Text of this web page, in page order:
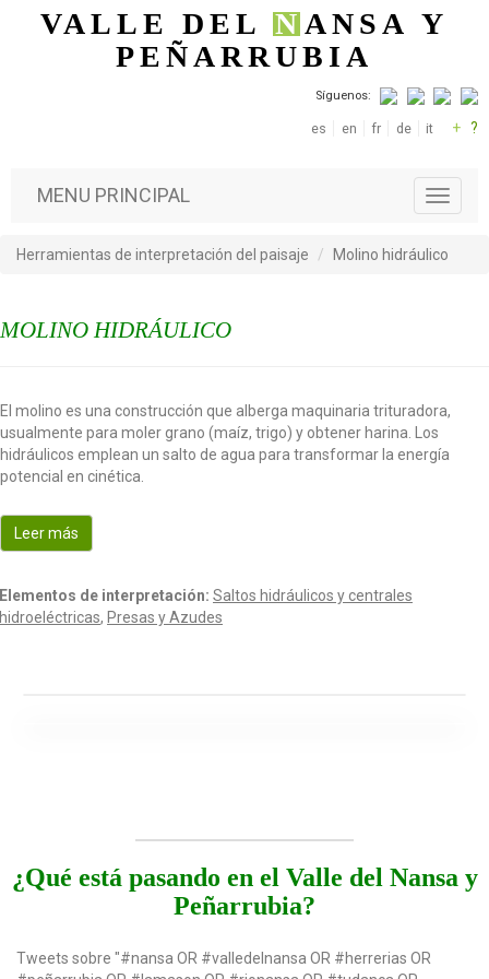
Pasar al contenido principal
VALLE DELNANSA Y
PEÑARRUBIA
Síguenos:
es en fr de it + ?
T
o
g
g
a
t
MENU PRINCIPAL
Herramientas de interpretación del paisaje Molino hidráulico
MOLINO HIDRÁULICO
El molino es una construcción que alberga maquinaria trituradora,
usualmente para moler grano (maíz, trigo) y obtener harina. Los
hidráulicos emplean un salto de agua para transformar la energía
potencial en cinética.
Leer más
Elementos de interpretación: Saltos hidráulicos y centrales
hidroeléctricas, Presas y Azudes
¿Qué está pasando en el Valle del Nansa y
Peñarrubia?
Tweets sobre "#nansa OR #valledelnansa OR #herrerias OR